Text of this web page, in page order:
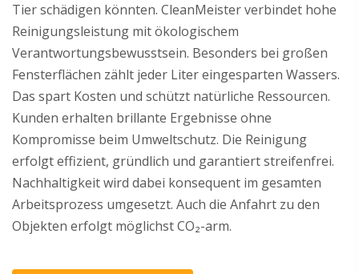
Tier schädigen könnten. CleanMeister verbindet hohe
Reinigungsleistung mit ökologischem
Verantwortungsbewusstsein. Besonders bei großen
Fensterflächen zählt jeder Liter eingesparten Wassers.
Das spart Kosten und schützt natürliche Ressourcen.
Kunden erhalten brillante Ergebnisse ohne
Kompromisse beim Umweltschutz. Die Reinigung
erfolgt effizient, gründlich und garantiert streifenfrei.
Nachhaltigkeit wird dabei konsequent im gesamten
Arbeitsprozess umgesetzt. Auch die Anfahrt zu den
Objekten erfolgt möglichst CO₂-arm.